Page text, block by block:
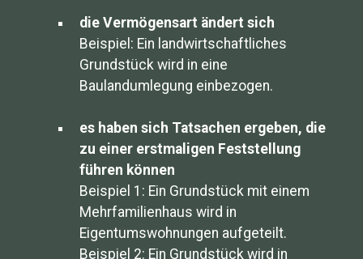
die Vermögensart ändert sich
Beispiel: Ein landwirtschaftliches
Grundstück wird in eine
Baulandumlegung einbezogen.
es haben sich Tatsachen ergeben, die
zu einer erstmaligen Feststellung
führen können
Beispiel 1: Ein Grundstück mit einem
Mehrfamilienhaus wird in
Eigentumswohnungen aufgeteilt.
Beispiel 2: Ein Grundstück wird in